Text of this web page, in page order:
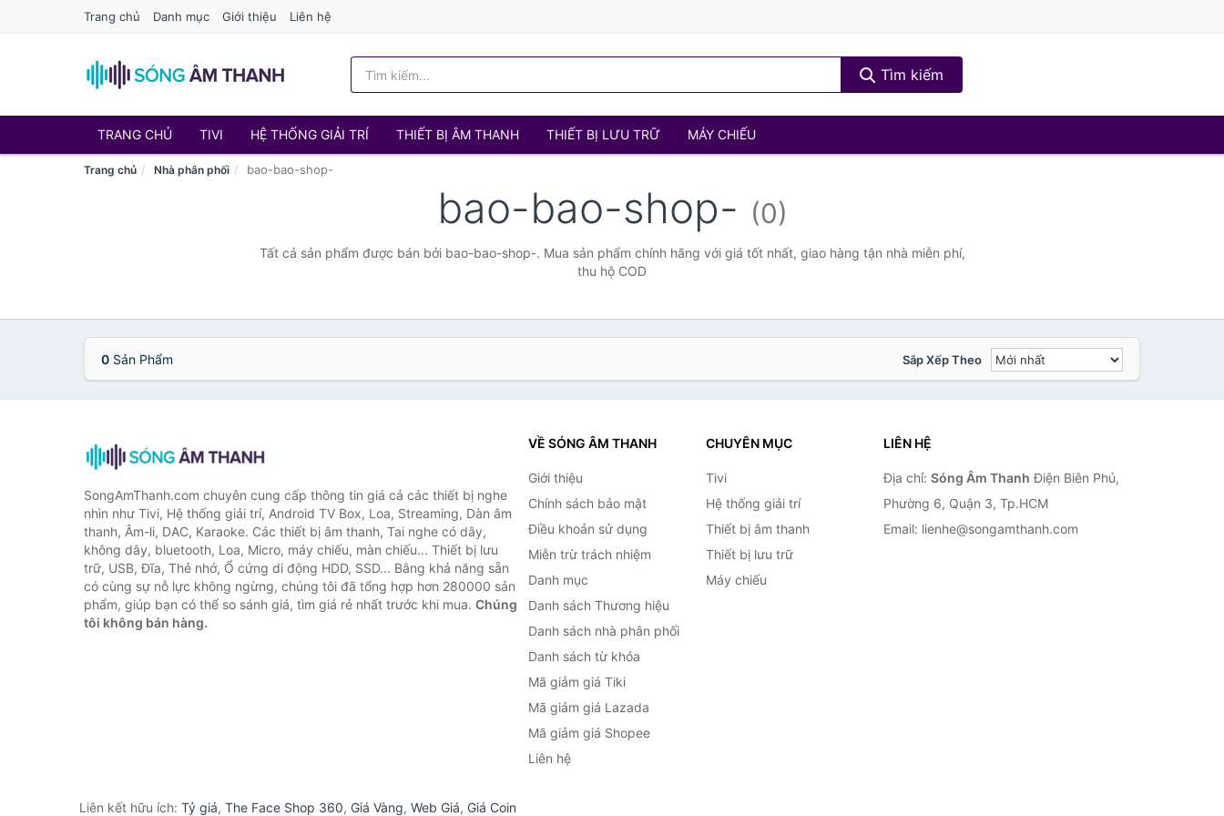
Trang chủ Danh mục Giới thiệu Liên hệ
Tìm kiếm
TRANG CHỦ TIVI HỆ THỐNG GIẢI TRÍ THIẾT BỊ ÂM THANH THIẾT BỊ LƯU TRỮ MÁY CHIẾU
Trang chủ Nhà phân phối bao-bao-shop-
bao-bao-shop- (0)
Tất cả sản phẩm được bán bởi bao-bao-shop-. Mua sản phẩm chính hãng với giá tốt nhất, giao hàng tận nhà miễn phí,
thu hộ COD
0 Sản Phẩm Sắp Xếp Theo
SongAmThanh.com chuyên cung cấp thông tin giá cả các thiết bị nghe
nhìn như Tivi, Hệ thống giải trí, Android TV Box, Loa, Streaming, Dàn âm
thanh, Âm-li, DAC, Karaoke. Các thiết bị âm thanh, Tai nghe có dây,
không dây, bluetooth, Loa, Micro, máy chiếu, màn chiếu... Thiết bị lưu
trữ, USB, Đĩa, Thẻ nhớ, Ổ cứng di động HDD, SSD... Bằng khả năng sẵn
có cùng sự nỗ lực không ngừng, chúng tôi đã tổng hợp hơn 280000 sản
phẩm, giúp bạn có thể so sánh giá, tìm giá rẻ nhất trước khi mua. Chúng
tôi không bán hàng.
VỀ SÓNG ÂM THANH
Giới thiệu
Chính sách bảo mật
Điều khoản sử dụng
Miễn trừ trách nhiệm
Danh mục
Danh sách Thương hiệu
Danh sách nhà phân phối
Danh sách từ khóa
Mã giảm giá Tiki
Mã giảm giá Lazada
Mã giảm giá Shopee
Liên hệ
CHUYÊN MỤC
Tivi
Hệ thống giải trí
Thiết bị âm thanh
Thiết bị lưu trữ
Máy chiếu
LIÊN HỆ
Địa chỉ: Sóng Âm Thanh Điện Biên Phủ,
Phường 6, Quận 3, Tp.HCM
Email: lienhe@songamthanh.com
Liên kết hữu ích: Tỷ giá, The Face Shop 360, Giá Vàng, Web Giá, Giá Coin